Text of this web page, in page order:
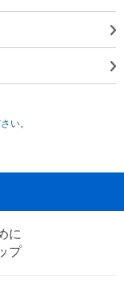
い。
に
プ